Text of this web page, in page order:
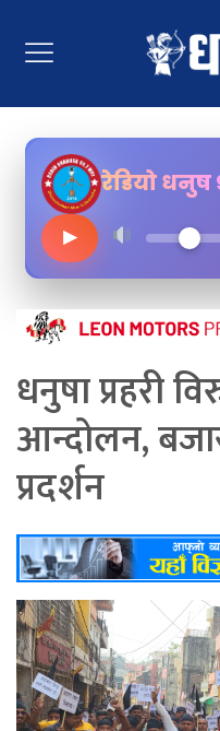
रेडियो धनुष
▶
धनुषा प्रहरी
आन्दोलन,
प्रदर्शन